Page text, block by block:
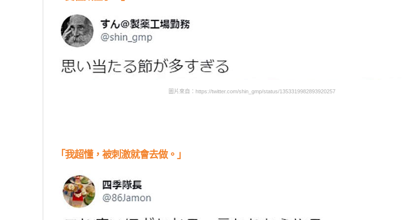
圖片來自：https://twitter.com/shin_gmp/status/1353319982893920257
「我超懂，被刺激就會去做。」